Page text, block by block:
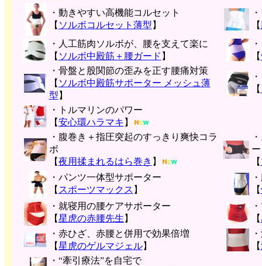
・動きやすい高機能コルセット
【 ソルボコルセット薄型 】
【
・人工筋肉ソルボが、腰を支えて楽に
【 ソルボ中殿筋＋腰ガード 】
【
・骨盤と股関節の歪みを正す腰痛対策
【 ソルボ中殿筋サポーター メッシュ薄
型 】
【
・トルマリンのパワー
【安心環ハラマキ 】
・腹巻き＋指圧突起のすっきり爽快コラ
ボ
【夜用揉まれるはら巻き 】
ー
【
・パンツ一体型サポーター
【 スポーツマックス 】
【
・就寝用の腰ケアサポーター
【星虎の赤腰先生 】
【
・赤ひざ、赤腰と併用で効果倍増
【星虎のゲルマジェル】
【
・“牽引療法”を自宅で